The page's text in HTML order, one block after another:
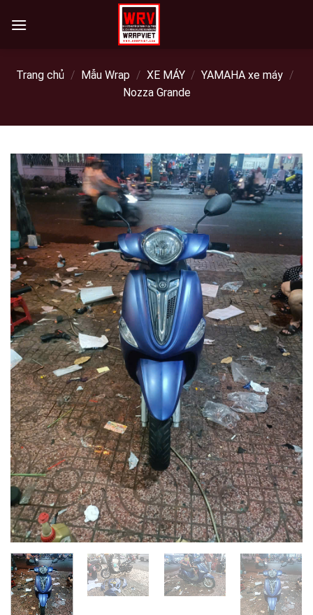
Trang chủ / Mẫu Wrap / XE MÁY / YAMAHA xe máy /
Nozza Grande